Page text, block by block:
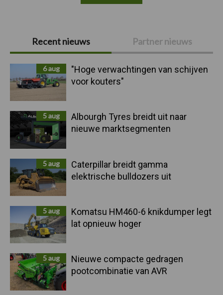
Primaire
Sidebar
Recent nieuws Partner nieuws
6 aug
"Hoge verwachtingen van schijven
voor kouters"
5 aug
Albourgh Tyres breidt uit naar
nieuwe marktsegmenten
5 aug
Caterpillar breidt gamma
elektrische bulldozers uit
5 aug
Komatsu HM460-6 knikdumper legt
lat opnieuw hoger
5 aug
Nieuwe compacte gedragen
pootcombinatie van AVR